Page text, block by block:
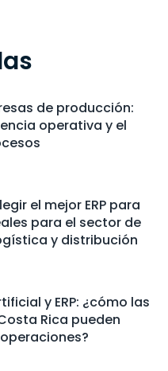
de producción:
operativa y el
el mejor ERP para
para el sector de
y distribución
y ERP: ¿cómo las
Rica pueden